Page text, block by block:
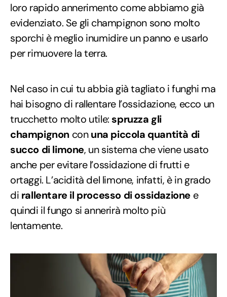
loro rapido annerimento come abbiamo già
evidenziato. Se gli champignon sono molto
sporchi è meglio inumidire un panno e usarlo
per rimuovere la terra.
Nel caso in cui tu abbia già tagliato i funghi ma
hai bisogno di rallentare l’ossidazione, ecco un
trucchetto molto utile: spruzza gli
champignon conuna piccola quantità di
succo di limone, un sistema che viene usato
anche per evitare l’ossidazione di frutti e
ortaggi. L’acidità del limone, infatti, è in grado
di rallentare il processo di ossidazione e
quindi il fungo si annerirà molto più
lentamente.